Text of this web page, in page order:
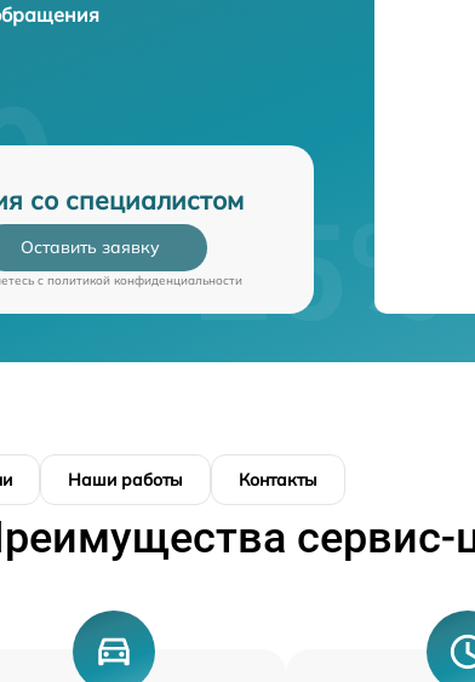
со специалистом
Оставить заявку
c политикой конфиденциальности
Наши работы Контакты
сервис-